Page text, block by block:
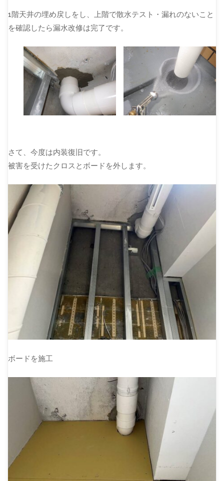
1階天井の埋め戻しをし、上階で散水テスト・漏れのないこと
を確認したら漏水改修は完了です。
さて、今度は内装復旧です。
被害を受けたクロスとボードを外します。
ボードを施工